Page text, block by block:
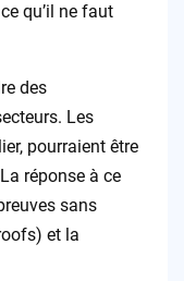
qu’il ne faut
des
Les
pourraient être
réponse à ce
sans
et la